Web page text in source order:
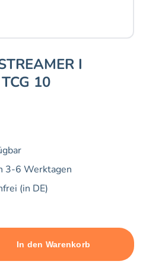
I
10
3-6 Werktagen
(in DE)
quantity: 3
In den Warenkorb